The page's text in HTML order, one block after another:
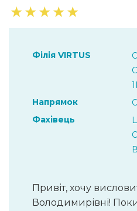
★★★★★
Філія VIRTUS
Напрямок
Фахівець
Привіт, хочу
Володимирівні!